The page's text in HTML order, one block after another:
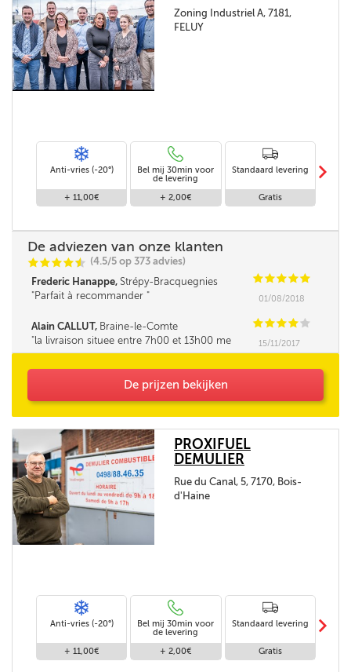
Zoning Industriel A, 7181,
FELUY
Anti-vries (-20°)
+ 11,00€
Bel mij 30min voor
de levering
+ 2,00€
Standaard levering
Gratis
m
De adviezen van onze klanten
CCCCi
@ (4.5/5 op 373 advies)
Frederic Hanappe, Strépy-Bracquegnies CCCCC
Parfait à recommander
01/08/2018
Alain CALLUT, Braine-le-Comte CCCC C
la livraison situee entre 7h00 et 13h00 me
parait tres longue. la fourchette ne pourrait elle
15/11/2017
De prijzen bekijken
PROXIFUEL
DEMULIER
Rue du Canal, 5, 7170, Bois-
d'Haine
Anti-vries (-20°)
+ 11,00€
Bel mij 30min voor
de levering
+ 2,00€
Standaard levering
Gratis
m